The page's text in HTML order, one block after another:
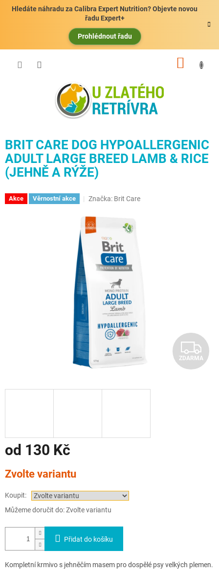
Hledáte náhradu za Calibra Expert Nutrition? Objevte novou
řadu Expert+
Prohlédnout řadu
BRIT CARE DOG HYPOALLERGENIC
ADULT LARGE BREED LAMB & RICE
(JEHNĚ A RÝŽE)
Akce Věrnostní akce Značka: Brit Care
Z
D
ZDARMA
od 130 Kč
cena:
Zvolte variantu
Koupit:
Můžeme doručit do:Zvolte variantu
Přidat do košíku
Kompletní krmivo s jehněčím masem pro dospělé psy velkých plemen.